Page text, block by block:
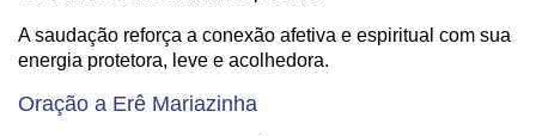
A saudação reforça a conexão afetiva e espiritual com sua
energia protetora, leve e acolhedora.
Oração a Erê Mariazinha